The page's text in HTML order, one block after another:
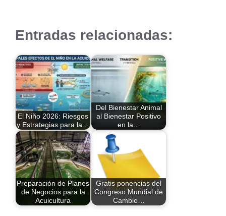
Entradas relacionadas:
El Niño 2026: Riesgos
y Estrategias para la…
Del Bienestar Animal
al Bienestar Positivo
en la…
Preparación de Planes
de Negocios para la
Acuicultura
Gratis ponencias del
Congreso Mundial de
Cambio…